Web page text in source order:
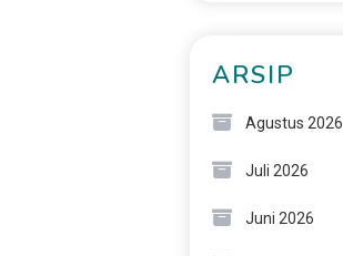
ARSIP
Agustus 2026
Juli 2026
Juni 2026